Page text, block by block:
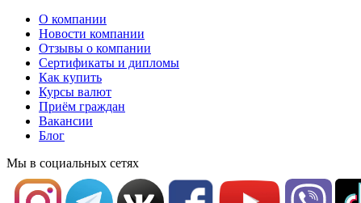
О компании
Новости компании
Отзывы о компании
Сертификаты и дипломы
Как купить
Курсы валют
Приём граждан
Вакансии
Блог
Мы в социальных сетях